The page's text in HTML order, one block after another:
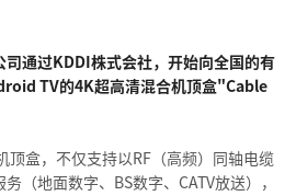
通过KDDI株式会社，开始向全国的有
TV的4K超高清混合机顶盒"Cable
顶盒，不仅支持以RF（高频）同轴电缆
（地面数字、BS数字、CATV放送），